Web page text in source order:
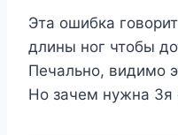
Эта ошибка
длины ног чтобы
Печально, видимо
Но зачем нужна 3я